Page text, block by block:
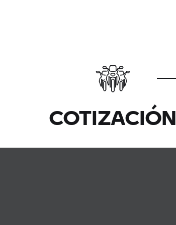
COTIZACIÓN